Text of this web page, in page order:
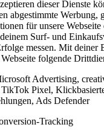
dieser Dienste
abgestimmte Werbung,
für unsere
Surf- und
messen. Mit deiner
folgende
Advertising,
Pixel,
Ads Defender
Tracking